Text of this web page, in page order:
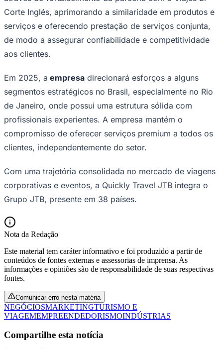
Palmeiras
Corte Inglés, aprimorando a similaridade em produtos e
serviços e oferecendo prestação de serviços conjunta,
de modo a assegurar confiabilidade e competitividade
aos clientes.
Em 2025, a empresa direcionará esforços a alguns
segmentos estratégicos no Brasil, especialmente no Rio
de Janeiro, onde possui uma estrutura sólida com
profissionais experientes. A empresa mantém o
compromisso de oferecer serviços premium a todos os
clientes, independentemente do setor.
Com uma trajetória consolidada no mercado de viagens
corporativas e eventos, a Quickly Travel JTB integra o
Grupo JTB, presente em 38 países.
Nota da Redação
Este material tem caráter informativo e foi produzido a partir de
conteúdos de fontes externas e assessorias de imprensa. As
informações e opiniões são de responsabilidade de suas respectivas
fontes.
Comunicar erro nesta matéria
NEGÓCIOSMARKETINGTURISMO E
VIAGEMEMPREENDEDORISMOINDÚSTRIAS
Compartilhe esta notícia